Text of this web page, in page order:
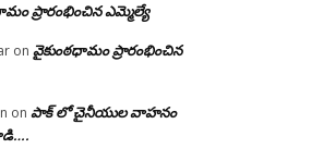
ప్రారంభించిన ఎమ్మెల్యే
on వైకుంఠధామం ప్రారంభించిన
on పాక్ లో చైనీయుల వాహనం